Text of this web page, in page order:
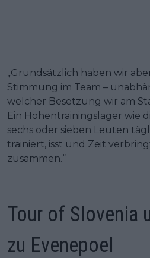
„Grundsätzlich haben wir
Stimmung im Team –
welcher Besetzung wir am
Ein Höhentrainingslager wie
sechs oder sieben Leuten
trainiert, isst und Zeit
zusammen.“
Tour of Slovenia
zu Evenepoel